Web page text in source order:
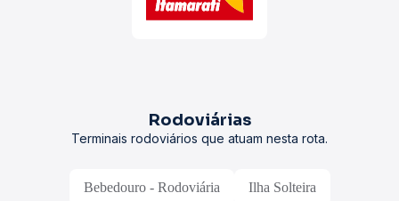
Rodoviárias
Terminais rodoviários que atuam nesta rota.
Bebedouro - Rodoviária Ilha Solteira